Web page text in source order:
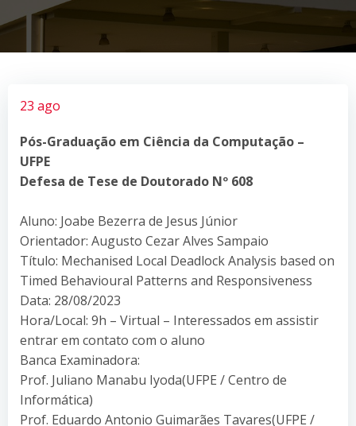
23 ago
Pós-Graduação em Ciência da Computação –
UFPE
Defesa de Tese de Doutorado Nº 608
Aluno: Joabe Bezerra de Jesus Júnior
Orientador: Augusto Cezar Alves Sampaio
Título: Mechanised Local Deadlock Analysis based on
Timed Behavioural Patterns and Responsiveness
Data: 28/08/2023
Hora/Local: 9h – Virtual – Interessados em assistir
entrar em contato com o aluno
Banca Examinadora:
Prof. Juliano Manabu Iyoda(UFPE / Centro de
Informática)
Prof. Eduardo Antonio Guimarães Tavares(UFPE /